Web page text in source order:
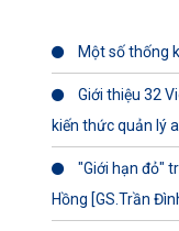
Một số thống
Giới thiệu 32
kiến thức quản lý
"Giới hạn đỏ"
Hồng [GS.Trần